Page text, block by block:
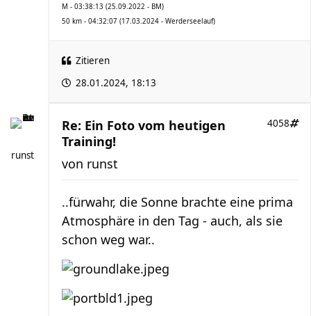
M - 03:38:13 (25.09.2022 - BM)
50 km - 04:32:07 (17.03.2024 - Werderseelauf)
Zitieren
28.01.2024, 18:13
runst
Re: Ein Foto vom heutigen
Training!
4058
von runst
..fürwahr, die Sonne brachte eine prima
Atmosphäre in den Tag - auch, als sie
schon weg war..